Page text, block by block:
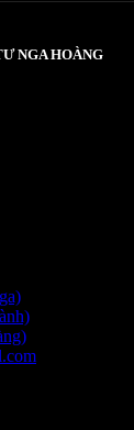
NGA HOÀNG